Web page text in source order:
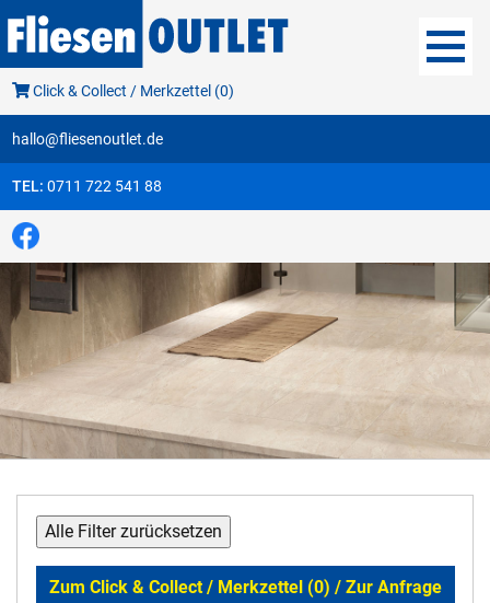
Click & Collect / Merkzettel (0)
hallo@fliesenoutlet.de
TEL: 0711 722 541 88
Alle Filter zurücksetzen
Zum Click & Collect / Merkzettel (0) / Zur Anfrage